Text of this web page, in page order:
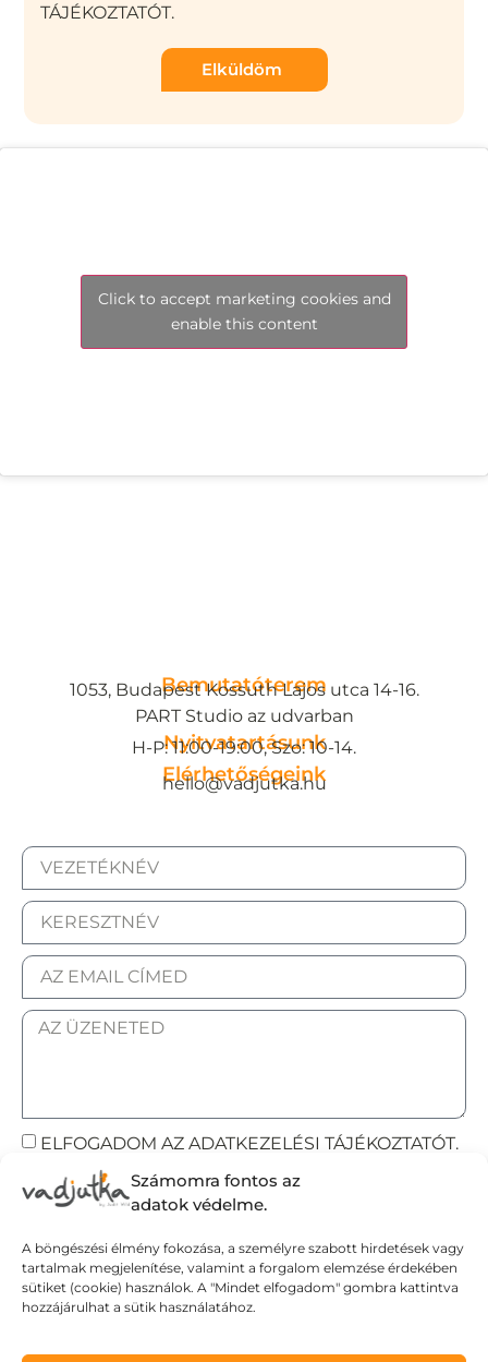
Számomra fontos az
adatok védelme.
A böngészési élmény fokozása, a személyre szabott hirdetések vagy
tartalmak megjelenítése, valamint a forgalom elemzése érdekében
sütiket (cookie) használok. A "Mindet elfogadom" gombra kattintva
hozzájárulhat a sütik használatához.
TÁJÉKOZTATÓT.
Elküldöm
Click to accept marketing cookies and
enable this content
Bemutatóterem
1053, Budapest Kossuth Lajos utca 14-16.
PART Studio az udvarban
Nyitvatartásunk
H-P: 11:00-19:00, Szo: 10-14.
Elérhetőségeink
hello@vadjutka.hu
ELFOGADOM AZ ADATKEZELÉSI TÁJÉKOZTATÓT.
Elküldöm
Adatvédelmi tájékoztató
Általános Szerződési Feltételek